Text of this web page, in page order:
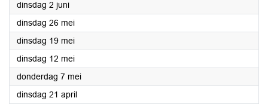
dinsdag 2 juni2026
dinsdag 26 mei2026
dinsdag 19 mei2026
dinsdag 12 mei2026
donderdag 7 mei2026
dinsdag 21 april2026